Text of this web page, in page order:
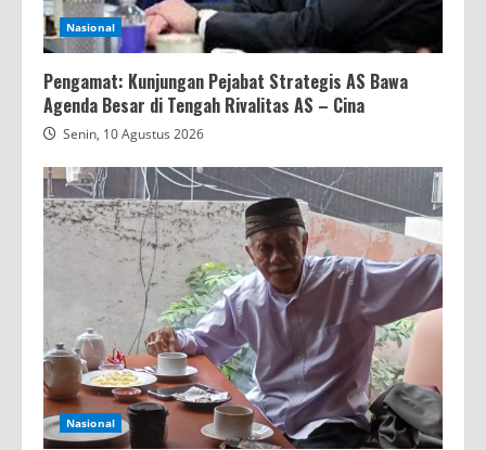
Nasional
Pengamat: Kunjungan Pejabat Strategis AS Bawa
Agenda Besar di Tengah Rivalitas AS – Cina
Senin, 10 Agustus 2026
Nasional